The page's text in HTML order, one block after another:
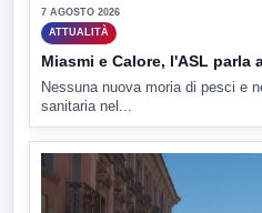
7 AGOSTO 2026
ATTUALITÀ
Miasmi e Calore, l'ASL parla
Nessuna nuova moria di pesci e
sanitaria nel...